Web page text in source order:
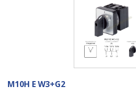
M10H E W3+G2